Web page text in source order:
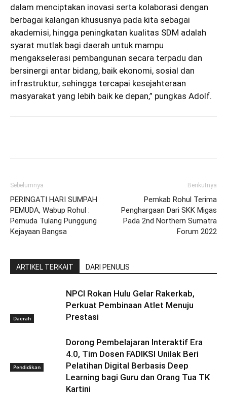
dalam menciptakan inovasi serta kolaborasi dengan
berbagai kalangan khususnya pada kita sebagai
akademisi, hingga peningkatan kualitas SDM adalah
syarat mutlak bagi daerah untuk mampu
mengakselerasi pembangunan secara terpadu dan
bersinergi antar bidang, baik ekonomi, sosial dan
infrastruktur, sehingga tercapai kesejahteraan
masyarakat yang lebih baik ke depan,” pungkas Adolf.
Sebelumnya
PERINGATI HARI SUMPAH
PEMUDA, Wabup Rohul :
Pemuda Tulang Punggung
Kejayaan Bangsa
Berikutnya
Pemkab Rohul Terima
Penghargaan Dari SKK Migas
Pada 2nd Northern Sumatra
Forum 2022
ARTIKEL TERKAIT DARI PENULIS
Daerah
NPCI Rokan Hulu Gelar Rakerkab,
Perkuat Pembinaan Atlet Menuju
Prestasi
Pendidikan
Dorong Pembelajaran Interaktif Era
4.0, Tim Dosen FADIKSI Unilak Beri
Pelatihan Digital Berbasis Deep
Learning bagi Guru dan Orang Tua TK
Kartini